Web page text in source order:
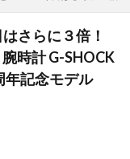
さらに３倍！
時計 G-SHOCK
年記念モデル